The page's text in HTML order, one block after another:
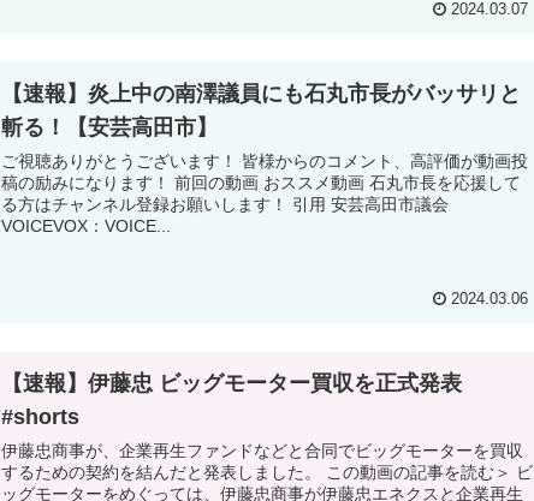
2024.03.07
【速報】炎上中の南澤議員にも石丸市長がバッサリと
斬る！【安芸高田市】
ご視聴ありがとうございます！ 皆様からのコメント、高評価が動画投
稿の励みになります！ 前回の動画 おススメ動画 石丸市長を応援して
る方はチャンネル登録お願いします！ 引用 安芸高田市議会
VOICEVOX：VOICE...
2024.03.06
【速報】伊藤忠 ビッグモーター買収を正式発表
#shorts
伊藤忠商事が、企業再生ファンドなどと合同でビッグモーターを買収
するための契約を結んだと発表しました。 この動画の記事を読む＞ ビ
ッグモーターをめぐっては、伊藤忠商事が伊藤忠エネクスと企業再生